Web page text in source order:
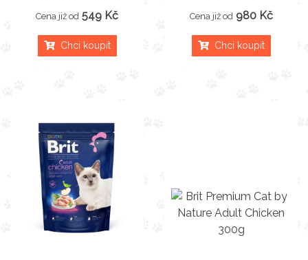
Cena již od 549 Kč
Chci koupit
Cena již od 980 Kč
Chci koupit